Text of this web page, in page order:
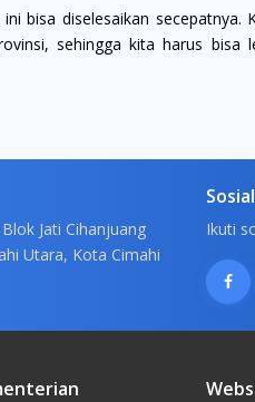
bisa diselesaikan secepatnya.
sehingga kita harus bisa
Jati Cihanjuang
Utara, Kota Cimahi
Ikuti